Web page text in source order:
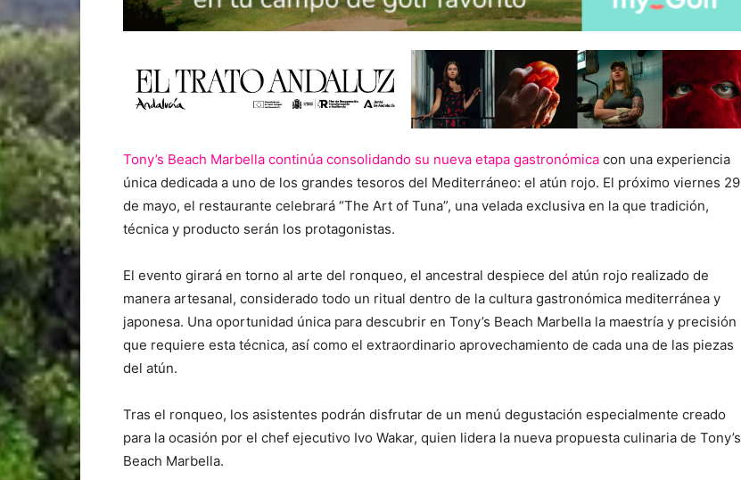
Tony’s Beach Marbella continúa consolidando su nueva etapa gastronómica con una experiencia
única dedicada a uno de los grandes tesoros del Mediterráneo: el atún rojo. El próximo viernes 29
de mayo, el restaurante celebrará “The Art of Tuna”, una velada exclusiva en la que tradición,
técnica y producto serán los protagonistas.
El evento girará en torno al arte del ronqueo, el ancestral despiece del atún rojo realizado de
manera artesanal, considerado todo un ritual dentro de la cultura gastronómica mediterránea y
japonesa. Una oportunidad única para descubrir en Tony’s Beach Marbella la maestría y precisión
que requiere esta técnica, así como el extraordinario aprovechamiento de cada una de las piezas
del atún.
Tras el ronqueo, los asistentes podrán disfrutar de un menú degustación especialmente creado
para la ocasión por el chef ejecutivo Ivo Wakar, quien lidera la nueva propuesta culinaria de Tony’s
Beach Marbella.